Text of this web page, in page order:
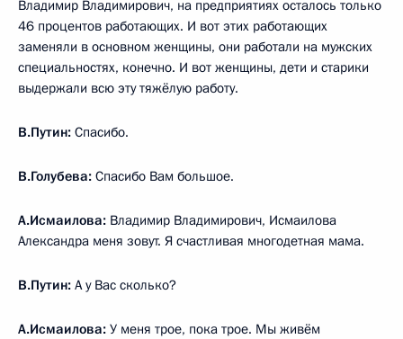
Владимир Владимирович, на предприятиях осталось только
46 процентов работающих. И вот этих работающих
заменяли в основном женщины, они работали на мужских
специальностях, конечно. И вот женщины, дети и старики
выдержали всю эту тяжёлую работу.
В.Путин: Спасибо.
В.Голубева: Спасибо Вам большое.
А.Исмаилова: Владимир Владимирович, Исмаилова
Александра меня зовут. Я счастливая многодетная мама.
В.Путин: А у Вас сколько?
А.Исмаилова: У меня трое, пока трое. Мы живём